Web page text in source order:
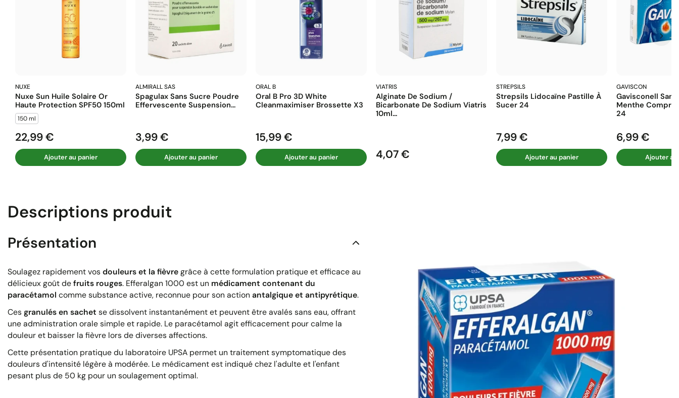
NUXE
Nuxe Sun Huile Solaire Or
Haute Protection SPF50 150ml
150 ml
Prix
22,99 €
Ajouter au panier
ALMIRALL SAS
Spagulax Sans Sucre Poudre
Effervescente Suspension...
Prix
3,99 €
Ajouter au panier
ORAL B
Oral B Pro 3D White
Cleanmaximiser Brossette X3
Prix
15,99 €
Ajouter au panier
VIATRIS
Alginate De Sodium /
Bicarbonate De Sodium Viatris
10ml...
Prix
4,07 €
STREPSILS
Strepsils Lidocaïne Pastille À
Sucer 24
Prix
7,99 €
Ajouter au panier
GAVISCON
Gavisconell
Menthe
24
Prix
6,99 €
Ajouter au
Descriptions produit
Présentation
Soulagez rapidement vos douleurs et la fièvregrâce à cette formulation pratique et efficace au
délicieux goût defruits rouges. Efferalgan 1000 est un médicament contenant du
paracétamol comme substance active, reconnue pour son action antalgique et antipyrétique.
Ces granulés en sachet se dissolvent instantanément et peuvent être avalés sans eau, offrant
une administration orale simple et rapide. Le paracétamol agit efficacement pour calme la
douleur et baisser la fièvre lors de diverses affections.
Cette présentation pratique du laboratoire UPSA permet un traitement symptomatique des
douleurs d'intensité légère à modérée. Le médicament est indiqué chez l'adulte et l'enfant
pesant plus de 50 kg pour un soulagement optimal.